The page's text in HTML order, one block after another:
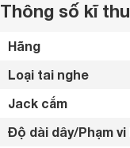
Thông số kĩ
Hãng
Loại tai nghe
Jack cắm
Độ dài dây/Phạm